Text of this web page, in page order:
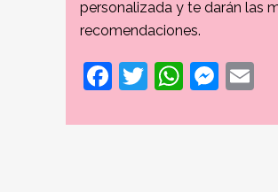
personalizada y te darán las
recomendaciones.
Facebook
Twitter